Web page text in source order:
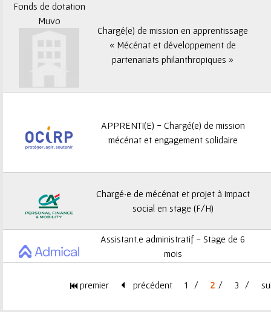
Fonds de dotation
Muvo
Chargé(e) de mission en apprentissage
« Mécénat et développement de
partenariats philanthropiques »
APPRENTI(E) - Chargé(e) de mission
mécénat et engagement solidaire
Chargé·e de mécénat et projet à impact
social en stage (F/H)
Assistant.e administratif - Stage de 6
mois
premier précédent 1 2 3